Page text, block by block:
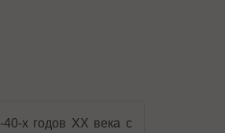
40-х годов XX века с